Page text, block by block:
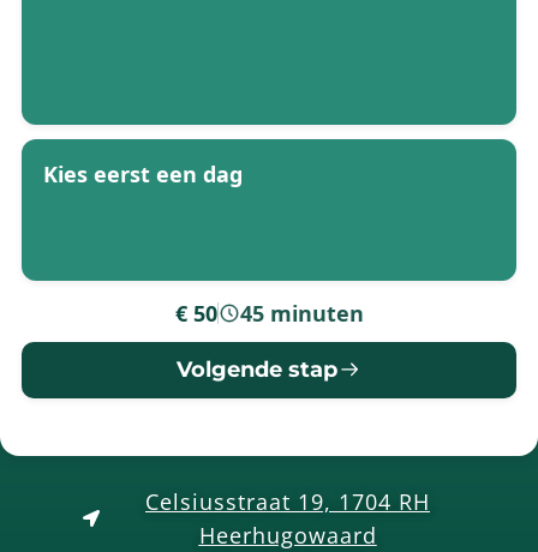
Kies eerst een dag
€ 50- 45 minuten
Volgende stap
Celsiusstraat 19, 1704 RH
Heerhugowaard